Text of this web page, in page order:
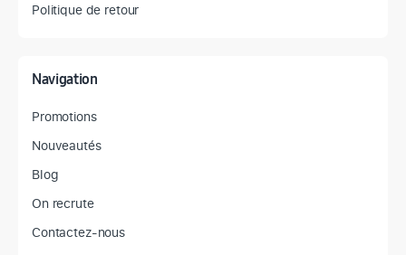
Politique de retour
Navigation
Promotions
Nouveautés
Blog
On recrute
Contactez-nous